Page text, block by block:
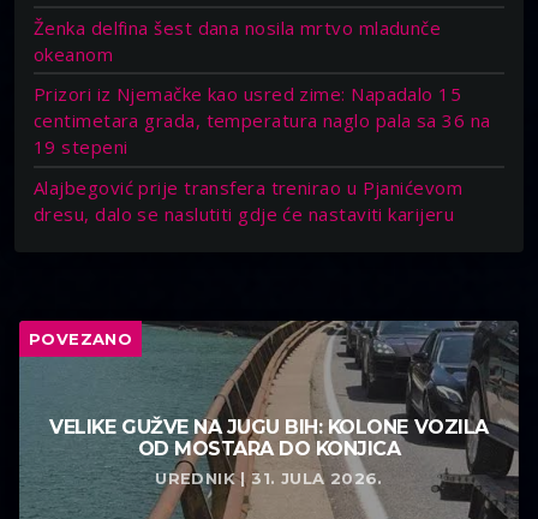
Ženka delfina šest dana nosila mrtvo mladunče
okeanom
Prizori iz Njemačke kao usred zime: Napadalo 15
centimetara grada, temperatura naglo pala sa 36 na
19 stepeni
Alajbegović prije transfera trenirao u Pjanićevom
dresu, dalo se naslutiti gdje će nastaviti karijeru
POVEZANO
VELIKE GUŽVE NA JUGU BIH: KOLONE VOZILA
OD MOSTARA DO KONJICA
UREDNIK | 31. JULA 2026.